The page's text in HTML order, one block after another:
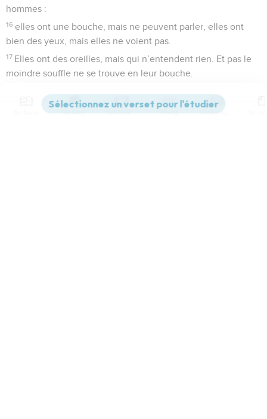
hommes :
16 elles ont une bouche, mais ne peuvent parler, elles ont
bien des yeux, mais elles ne voient pas.
17 Elles ont des oreilles, mais qui n’entendent rien. Et pas le
moindre souffle ne se trouve en leur bouche.
ceux qui leur font confiance.
Versions Commentaires Strong